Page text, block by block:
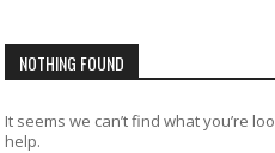
NOTHING FOUND
It seems we can’t find what you’re
help.